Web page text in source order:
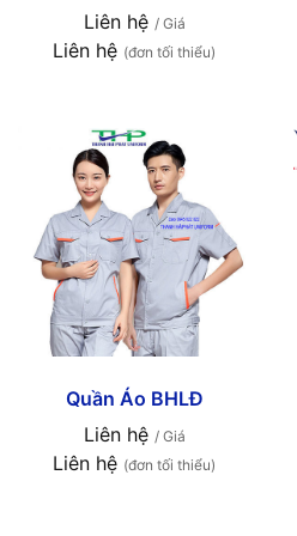
Liên hệ / Giá
Liên hệ (đơn tối thiểu)
Quần Áo BHLĐ
Liên hệ / Giá
Liên hệ (đơn tối thiểu)